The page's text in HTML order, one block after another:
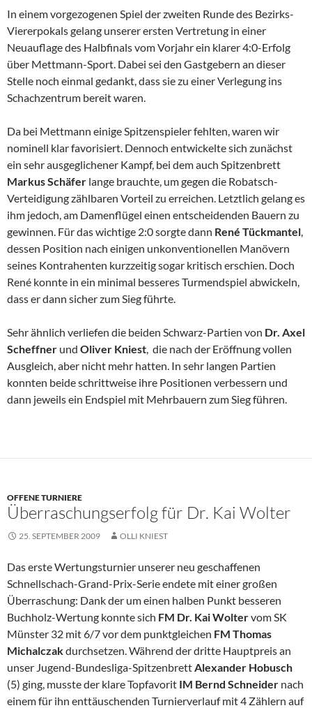
In einem vorgezogenen Spiel der zweiten Runde des Bezirks-
Viererpokals gelang unserer ersten Vertretung in einer
Neuauflage des Halbfinals vom Vorjahr ein klarer 4:0-Erfolg
über Mettmann-Sport. Dabei sei den Gastgebern an dieser
Stelle noch einmal gedankt, dass sie zu einer Verlegung ins
Schachzentrum bereit waren.
Da bei Mettmann einige Spitzenspieler fehlten, waren wir
nominell klar favorisiert. Dennoch entwickelte sich zunächst
ein sehr ausgeglichener Kampf, bei dem auch Spitzenbrett
Markus Schäfer lange brauchte, um gegen die Robatsch-
Verteidigung zählbaren Vorteil zu erreichen. Letztlich gelang es
ihm jedoch, am Damenflügel einen entscheidenden Bauern zu
gewinnen. Für das wichtige 2:0 sorgte dann René Tückmantel,
dessen Position nach einigen unkonventionellen Manövern
seines Kontrahenten kurzzeitig sogar kritisch erschien. Doch
René konnte in ein minimal besseres Turmendspiel abwickeln,
dass er dann sicher zum Sieg führte.
Sehr ähnlich verliefen die beiden Schwarz-Partien von Dr. Axel
Scheffner und Oliver Kniest, die nach der Eröffnung vollen
Ausgleich, aber nicht mehr hatten. In sehr langen Partien
konnten beide schrittweise ihre Positionen verbessern und
dann jeweils ein Endspiel mit Mehrbauern zum Sieg führen.
OFFENE TURNIERE
Überraschungserfolg für Dr. Kai Wolter
25. SEPTEMBER 2009 OLLI KNIEST
Das erste Wertungsturnier unserer neu geschaffenen
Schnellschach-Grand-Prix-Serie endete mit einer großen
Überraschung: Dank der um einen halben Punkt besseren
Buchholz-Wertung konnte sich FM Dr. Kai Woltervom SK
Münster 32 mit 6/7 vor dem punktgleichen FM Thomas
Michalczakdurchsetzen. Während der dritte Hauptpreis an
unser Jugend-Bundesliga-SpitzenbrettAlexander Hobusch
(5) ging, musste der klare Topfavorit IM Bernd Schneider nach
einem für ihn enttäuschenden Turnierverlauf mit 4 Zählern auf